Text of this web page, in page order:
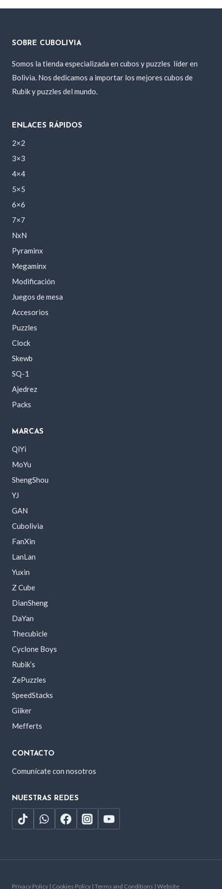
SOBRE CUBOLIVIA
Somos la tienda especializada en cubos y puzzles líder en
Bolivia. Nos dedicamos a importar los mejores cubos de
Rubik y puzzles del mundo.
ENLACES RÁPIDOS
2×2
3×3
4×4
5×5
6×6
7×7
NxN
Pyraminx
Megaminx
Modificación
Juegos de mesa
Accesorios
Puzzles
Clock
Skewb
SQ-1
Ajedrez
Packs
MARCAS
QiYi
MoYu
ShengShou
YJ
GAN
Cubolivia
FanXin
LanLan
Yuxin
Z Cube
DianSheng
DaYan
Thecubicle
Cyclone Boys
Rubik’s
ZePuzzles
SpeedStacks
Giiker
Mefferts
CONTACTO
Comunícate con nosotros
NUESTRAS REDES
Privacy Policy | Cookies Policy | Terms and Conditions | Website